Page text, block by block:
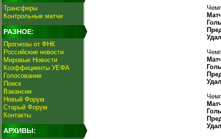
Трансферы
Контрольные матчи
РАЗНОЕ:
Прогнозы от ФНК
Российские новости
Мировые Новости
Коэффициенты УЕФА
Голосование
Поиск
Вакансии
Новый Форум
Старый Форум
Контакты
АРХИВЫ: